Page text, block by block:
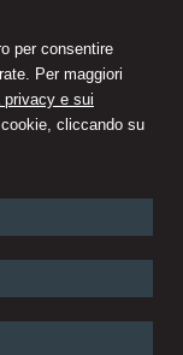
per consentire
Per maggiori
e sui
cliccando su